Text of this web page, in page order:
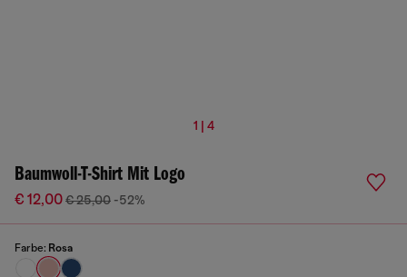
1 | 4
Baumwoll-T-Shirt Mit Logo
€ 12,00€ 25,00 -52%
Farbe: Rosa